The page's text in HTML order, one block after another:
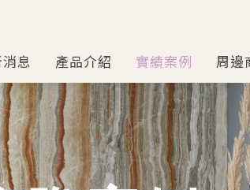
息 產品介紹 實績案例 周邊